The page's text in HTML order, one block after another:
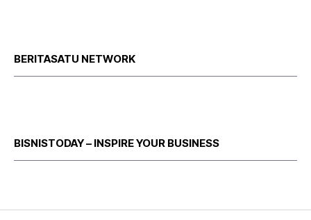
BERITASATU NETWORK
BISNISTODAY – INSPIRE YOUR BUSINESS